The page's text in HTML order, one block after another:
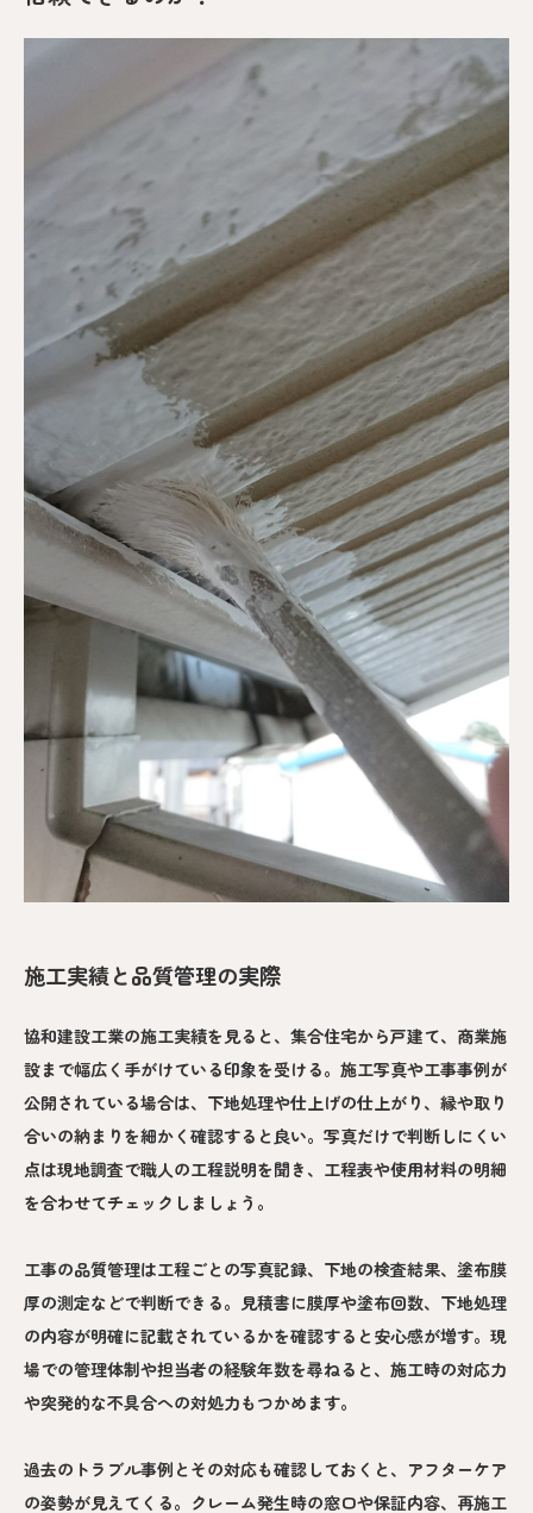
施工実績と品質管理の実際
協和建設工業の施工実績を見ると、集合住宅から戸建て、商業施
設まで幅広く手がけている印象を受ける。施工写真や工事事例が
公開されている場合は、下地処理や仕上げの仕上がり、縁や取り
合いの納まりを細かく確認すると良い。写真だけで判断しにくい
点は現地調査で職人の工程説明を聞き、工程表や使用材料の明細
を合わせてチェックしましょう。
工事の品質管理は工程ごとの写真記録、下地の検査結果、塗布膜
厚の測定などで判断できる。見積書に膜厚や塗布回数、下地処理
の内容が明確に記載されているかを確認すると安心感が増す。現
場での管理体制や担当者の経験年数を尋ねると、施工時の対応力
や突発的な不具合への対処力もつかめます。
過去のトラブル事例とその対応も確認しておくと、アフターケア
の姿勢が見えてくる。クレーム発生時の窓口や保証内容、再施工